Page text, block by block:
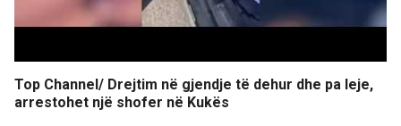
Top Channel/ Drejtim në gjendje të dehur dhe pa leje,
arrestohet një shofer në Kukës